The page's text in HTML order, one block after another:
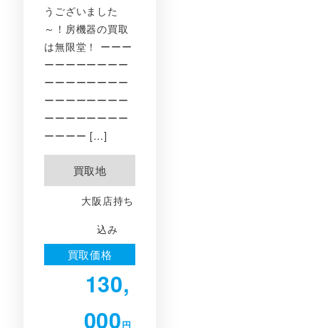
うございました
～！房機器の買取
は無限堂！ ーーー
ーーーーーーーー
ーーーーーーーー
ーーーーーーーー
ーーーーーーーー
ーーーー […]
買取地
大阪店持ち
込み
買取価格
130,
000円